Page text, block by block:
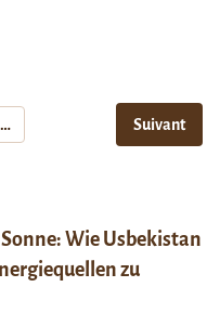
… Suivant
Wie Usbekistan
zu